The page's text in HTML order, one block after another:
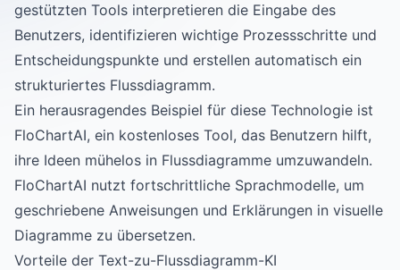
gestützten Tools interpretieren die Eingabe des
Benutzers, identifizieren wichtige Prozessschritte und
Entscheidungspunkte und erstellen automatisch ein
strukturiertes Flussdiagramm.
Ein herausragendes Beispiel für diese Technologie ist
FloChartAI, ein kostenloses Tool, das Benutzern hilft,
ihre Ideen mühelos in Flussdiagramme umzuwandeln.
FloChartAI nutzt fortschrittliche Sprachmodelle, um
geschriebene Anweisungen und Erklärungen in visuelle
Diagramme zu übersetzen.
Vorteile der Text-zu-Flussdiagramm-KI